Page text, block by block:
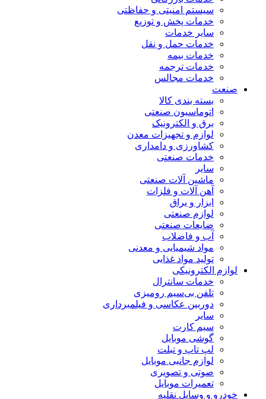
سیستم امنیتی و حفاظتی
خدمات پخش و توزیع
سایر خدمات
خدمات حمل و نقل
خدمات بیمه
خدمات ترجمه
خدمات مجالس
صنعت
بسته بندی کالا
اتوماسیون صنعتی
برق و الکترونیک
لوازم و تجهیزات معدن
کشاورزی و دامداری
خدمات صنعتی
سایر
ماشین آلات صنعتی
آهن آلات و فلزات
ابزار و یراق
لوازم صنعتی
ضایعات صنعتی
آب و فاضلاب
مواد شیمیایی و معدنی
تولید مواد غذایی
لوازم الکترونیکی
خدمات سانترال
تلفن بی‌سیم رومیزی
دوربین عکاسی و فیلمبرداری
سایر
سیم کارت
گوشی موبایل
لپ تاپ و تبلت
لوازم جانبی موبایل
صوتی و تصویری
تعمیرات موبایل
خودرو و وسایل نقلیه